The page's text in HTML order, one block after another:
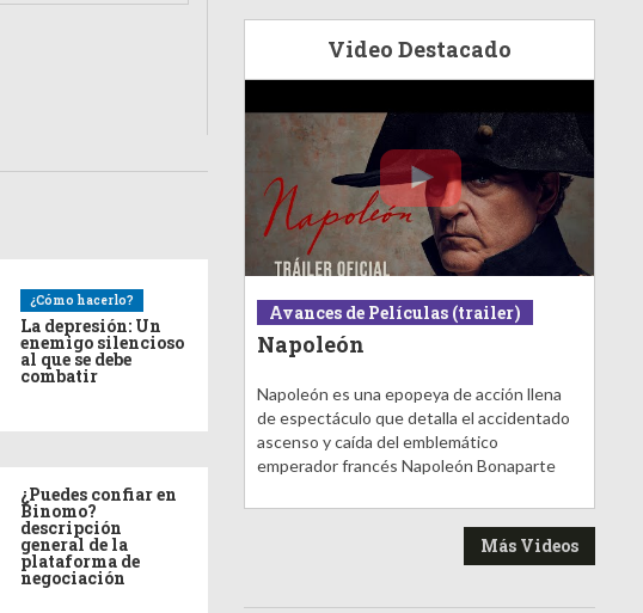
¿Cómo hacerlo?
La depresión: Un
enemigo silencioso
al que se debe
combatir
¿Puedes confiar en
Binomo?
descripción
general de la
plataforma de
negociación
Video Destacado
Avances de Películas (trailer)
Napoleón
Napoleón es una epopeya de acción llena
de espectáculo que detalla el accidentado
ascenso y caída del emblemático
emperador francés Napoleón Bonaparte
Más Videos